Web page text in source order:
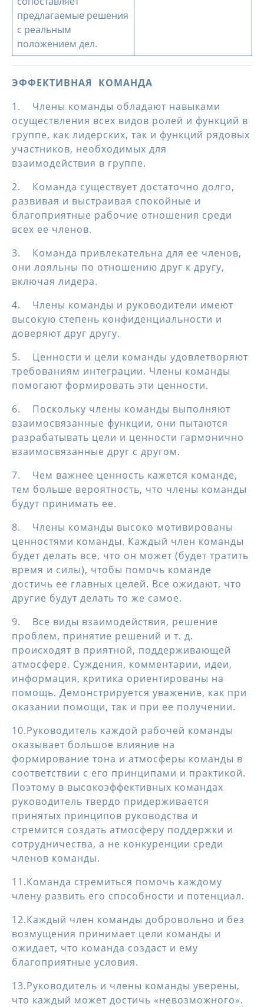
предлагаемые решения
с реальным
положением дел.
ЭФФЕКТИВНАЯ КОМАНДА
1. Члены команды обладают навыками
осуществления всех видов ролей и функций в
группе, как лидерских, так и функций рядовых
участников, необходимых для
взаимодействия в группе.
2. Команда существует достаточно долго,
развивая и выстраивая спокойные и
благоприятные рабочие отношения среди
всех ее членов.
3. Команда привлекательна для ее членов,
они лояльны по отношению друг к другу,
включая лидера.
4. Члены команды и руководители имеют
высокую степень конфиденциальности и
доверяют друг другу.
5. Ценности и цели команды удовлетворяют
требованиям интеграции. Члены команды
помогают формировать эти ценности.
6. Поскольку члены команды выполняют
взаимосвязанные функции, они пытаются
разрабатывать цели и ценности гармонично
взаимосвязанные друг с другом.
7. Чем важнее ценность кажется команде,
тем больше вероятность, что члены команды
будут принимать ее.
8. Члены команды высоко мотивированы
ценностями команды. Каждый член команды
будет делать все, что он может (будет тратить
время и силы), чтобы помочь команде
достичь ее главных целей. Все ожидают, что
другие будут делать то же самое.
9. Все виды взаимодействия, решение
проблем, принятие решений и т. д.
происходят в приятной, поддерживающей
атмосфере. Суждения, комментарии, идеи,
информация, критика ориентированы на
помощь. Демонстрируется уважение, как при
оказании помощи, так и при ее получении.
10.Руководитель каждой рабочей команды
оказывает большое влияние на
формирование тона и атмосферы команды в
соответствии с его принципами и практикой.
Поэтому в высокоэффективных командах
руководитель твердо придерживается
принятых принципов руководства и
стремится создать атмосферу поддержки и
сотрудничества, а не конкуренции среди
членов команды.
11.Команда стремиться помочь каждому
члену развить его способности и потенциал.
12.Каждый член команды добровольно и без
возмущения принимает цели команды и
ожидает, что команда создаст и ему
благоприятные условия.
13.Руководитель и члены команды уверены,
что каждый может достичь «невозможного».